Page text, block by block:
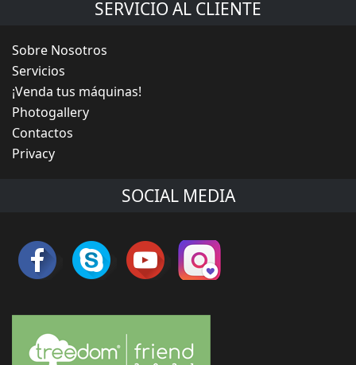
SERVICIO AL CLIENTE
Sobre Nosotros
Servicios
¡Venda tus máquinas!
Photogallery
Contactos
Privacy
SOCIAL MEDIA